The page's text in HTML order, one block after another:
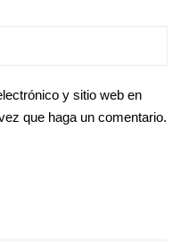
y sitio web en
que haga un comentario.